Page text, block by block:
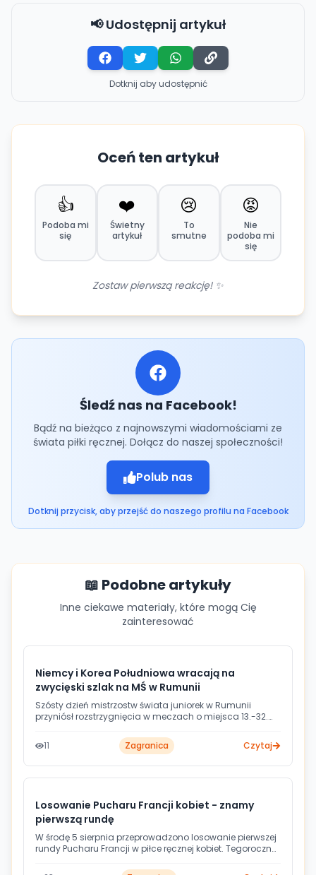
📢 Udostępnij artykuł
Dotknij aby udostępnić
Oceń ten artykuł
👍
Podoba mi
się
❤️
Świetny
artykuł
😢
To
smutne
😡
Nie
podoba mi
się
Zostaw pierwszą reakcję! ✨
Śledź nas na Facebook!
Bądź na bieżąco z najnowszymi wiadomościami ze
świata piłki ręcznej. Dołącz do naszej społeczności!
Polub nas
Dotknij przycisk, aby przejść do naszego profilu na Facebook
📖 Podobne artykuły
Inne ciekawe materiały, które mogą Cię
zainteresować
Niemcy i Korea Południowa wracają na
zwycięski szlak na MŚ w Rumunii
Szósty dzień mistrzostw świata juniorek w Rumunii
przyniósł rozstrzygnięcia w meczach o miejsca 13.-32.
meczu o 13. miejsce, a Urugwaj odniósł pierwsze
zwycięstwo w turnieju.
11 Zagranica Czytaj
Losowanie Pucharu Francji kobiet - znamy
pierwszą rundę
W środę 5 sierpnia przeprowadzono losowanie pierwszej
rundy Pucharu Francji w piłce ręcznej kobiet. Tegoroczna
zamiast fazy grupowej wprowadzono system